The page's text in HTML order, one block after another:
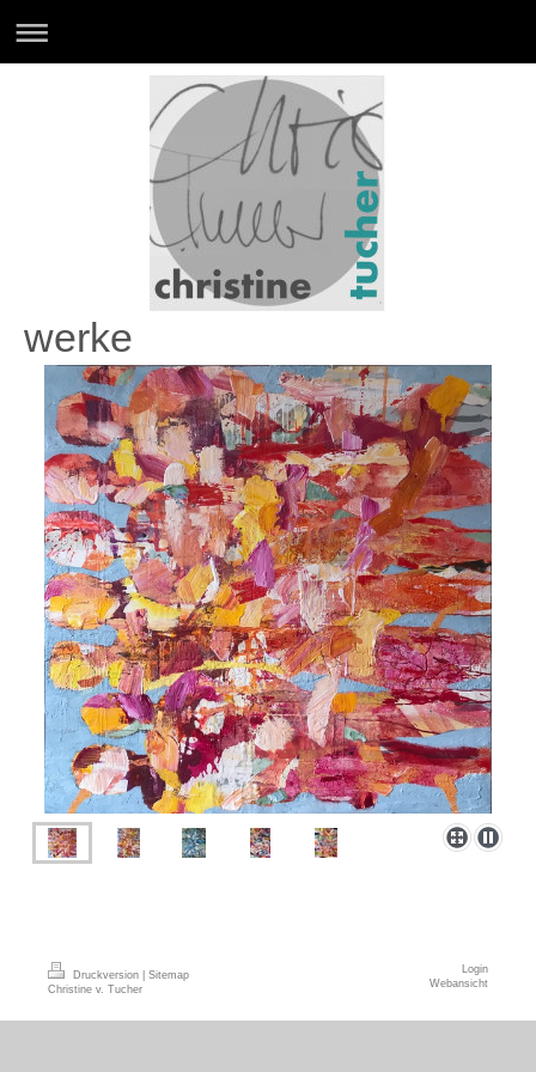
werke
Druckversion
Sitemap
Christine v. Tucher
Login
Webansicht